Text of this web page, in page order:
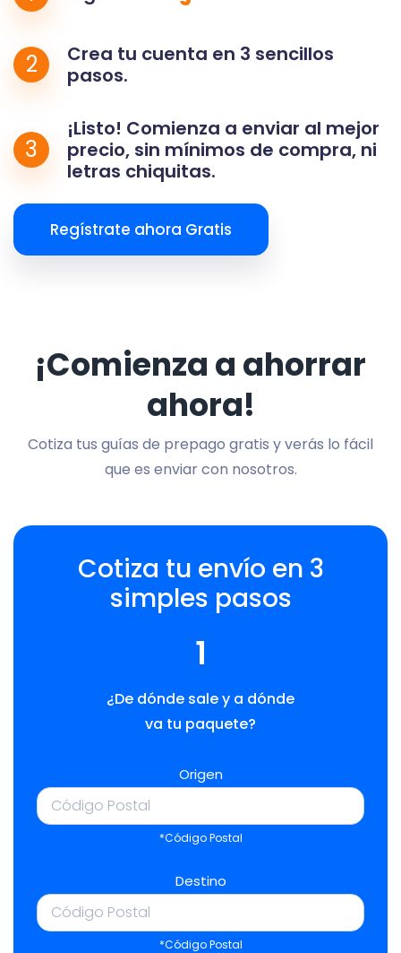
2
Crea tu cuenta en 3 sencillos
pasos.
3
¡Listo! Comienza a enviar al mejor
precio, sin mínimos de compra, ni
letras chiquitas.
Regístrate ahora Gratis
¡Comienza a ahorrar
ahora!
Cotiza tus guías de prepago gratis y verás lo fácil
que es enviar con nosotros.
Cotiza tu envío en 3
simples pasos
1
¿De dónde sale y a dónde
va tu paquete?
Origen
*Código Postal
Destino
*Código Postal